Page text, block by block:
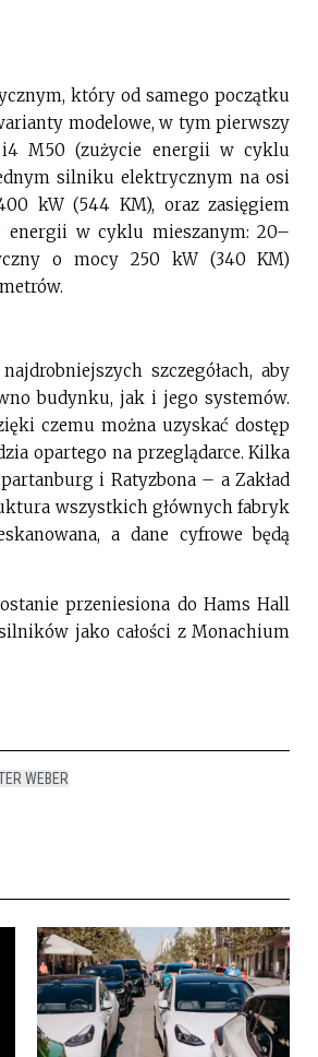
który od samego początku
modelowe, w tym pierwszy
i4 M50 (zużycie energii w cyklu
silniku elektrycznym na osi
kW (544 KM), oraz zasięgiem
energii w cyklu mieszanym: 20–
o mocy 250 kW (340 KM)
szczegółach, aby
budynku, jak i jego systemów.
czemu można uzyskać dostęp
opartego na przeglądarce. Kilka
i Ratyzbona – a Zakład
wszystkich głównych fabryk
a dane cyfrowe będą
przeniesiona do Hams Hall
jako całości z Monachium
WEBER